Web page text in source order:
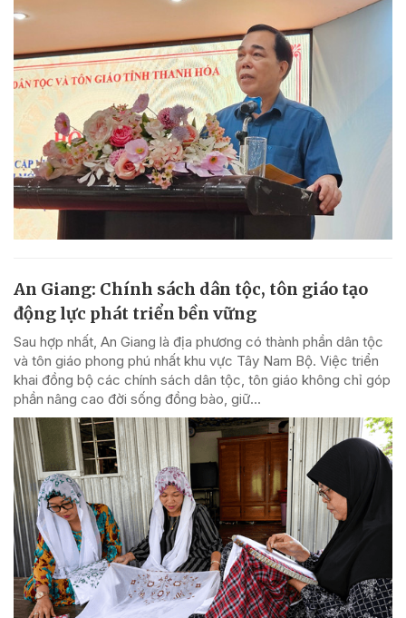
An Giang: Chính sách dân tộc, tôn giáo tạo
động lực phát triển bền vững
Sau hợp nhất, An Giang là địa phương có thành phần dân tộc
và tôn giáo phong phú nhất khu vực Tây Nam Bộ. Việc triển
khai đồng bộ các chính sách dân tộc, tôn giáo không chỉ góp
phần nâng cao đời sống đồng bào, giữ...